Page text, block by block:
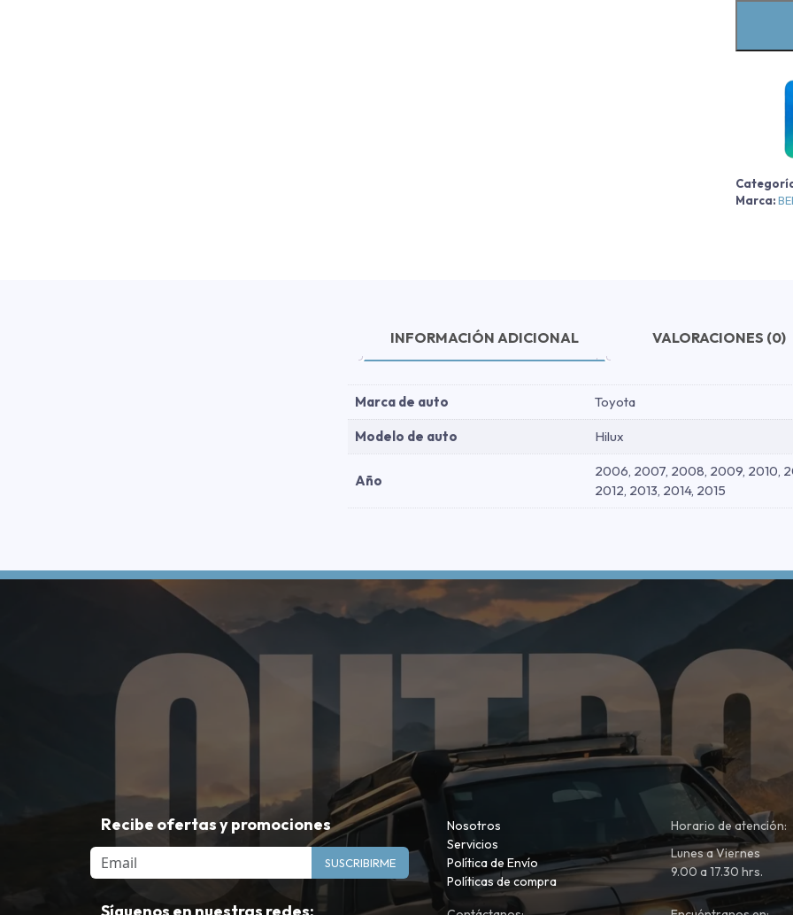
Marca:
INFORMACIÓN ADICIONAL VALORACIONES (0)
Marca de auto Toyota
Modelo de auto Hilux
Año
2006, 2007, 2008, 2009, 2010,
2012, 2013, 2014, 2015
Recibe ofertas y promociones
Email SUSCRIBIRME
Nosotros
Servicios
Política de Envío
Políticas de compra
Horario de atención:
Lunes a Viernes
9.00 a 17.30 hrs.